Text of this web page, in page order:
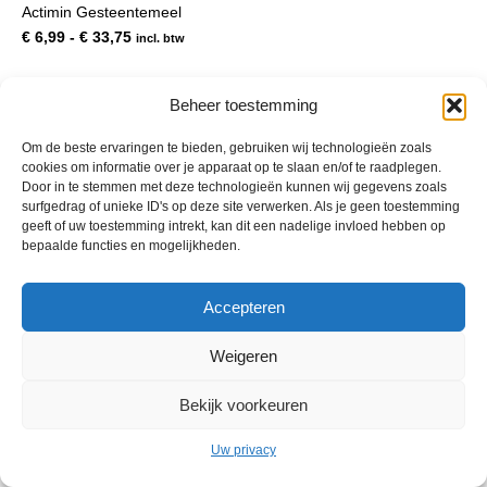
Beheer toestemming
Om de beste ervaringen te bieden, gebruiken wij technologieën zoals
cookies om informatie over je apparaat op te slaan en/of te raadplegen.
Door in te stemmen met deze technologieën kunnen wij gegevens zoals
surfgedrag of unieke ID's op deze site verwerken. Als je geen toestemming
geeft of uw toestemming intrekt, kan dit een nadelige invloed hebben op
bepaalde functies en mogelijkheden.
Accepteren
Weigeren
Bekijk voorkeuren
Uw privacy
gekozen
op
de
productpagina
Actimin Gesteentemeel
€ 6,99 - € 33,75Prijsklasse:
€ 33,75
incl. btw
© 2013 - 2026 De Duurzame Tuin KvK Gouda 29029262 - BTW nr
NL001968744B76 Hosting: